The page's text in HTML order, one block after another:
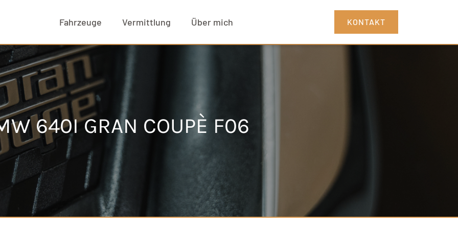
Fahrzeuge Vermittlung Über mich KONTAKT
640I GRAN COUPÈ F06